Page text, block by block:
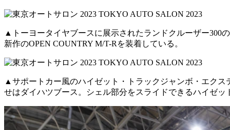
▲トーヨータイヤブースに展示されたランドクルーザー300
新作のOPEN COUNTRY M/T-Rを装着している。
▲サポートカー風のハイゼット・トラックジャンボ・エク
せはダイハツブース。シェル部分をスライドできるハイゼ